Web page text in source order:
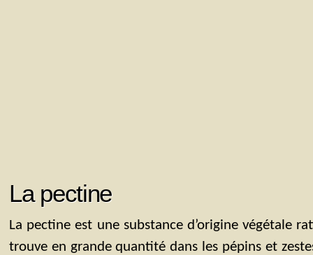
La pectine
La pectine est une substance d’origine végétale
trouve en grande quantité dans les pépins et